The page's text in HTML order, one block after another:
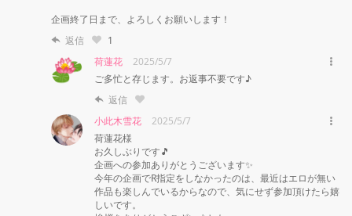
企画終了日まで、よろしくお願いします！
返信
1
荷蓮花
2025/5/7
ご多忙と存じます。お返事不要です♪
返信
小此木雪花
2025/5/7
荷蓮花様
お久しぶりです🎵
企画への参加ありがとうございます✨️
今年の企画でR指定をしなかったのは、最近はエロが無い
作品も楽しんでいるからなので、気にせず参加頂けたら嬉
しいです。